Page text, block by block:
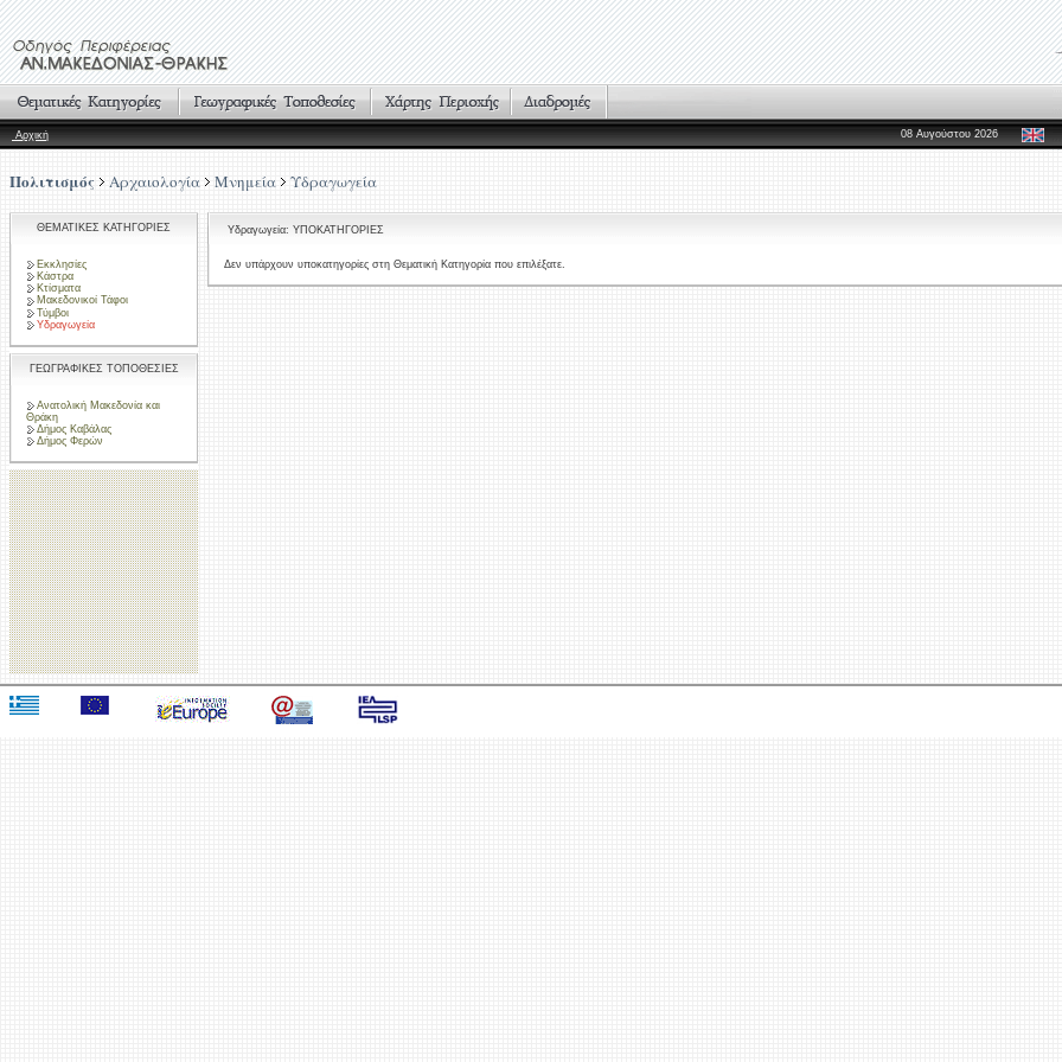
Αρχική 08 Αυγούστου 2026
Πολιτισμός Αρχαιολογία Μνημεία Υδραγωγεία
ΘΕΜΑΤΙΚΕΣ ΚΑΤΗΓΟΡΙΕΣ
Εκκλησίες
Κάστρα
Κτίσματα
Μακεδονικοί Τάφοι
Τύμβοι
Υδραγωγεία
ΓΕΩΓΡΑΦΙΚΕΣ ΤΟΠΟΘΕΣΙΕΣ
Ανατολική Μακεδονία και
Θράκη
Δήμος Καβάλας
Δήμος Φερών
Υδραγωγεία: ΥΠΟΚΑΤΗΓΟΡΙΕΣ
Δεν υπάρχουν υποκατηγορίες στη Θεματική Κατηγορία που επιλέξατε.